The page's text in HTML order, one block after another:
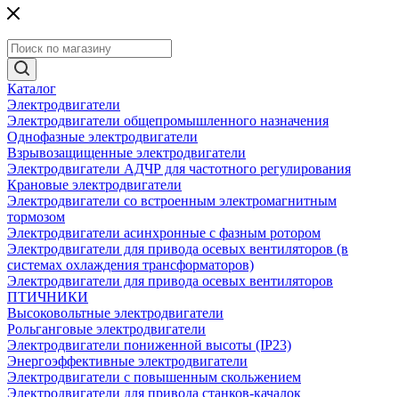
Каталог
Электродвигатели
Электродвигатели общепромышленного назначения
Однофазные электродвигатели
Взрывозащищенные электродвигатели
Электродвигатели АДЧР для частотного регулирования
Крановые электродвигатели
Электродвигатели со встроенным электромагнитным
тормозом
Электродвигатели асинхронные с фазным ротором
Электродвигатели для привода осевых вентиляторов (в
системах охлаждения трансформаторов)
Электродвигатели для привода осевых вентиляторов
ПТИЧНИКИ
Высоковольтные электродвигатели
Рольганговые электродвигатели
Электродвигатели пониженной высоты (IP23)
Энергоэффективные электродвигатели
Электродвигатели с повышенным скольжением
Электродвигатели для привода станков-качалок